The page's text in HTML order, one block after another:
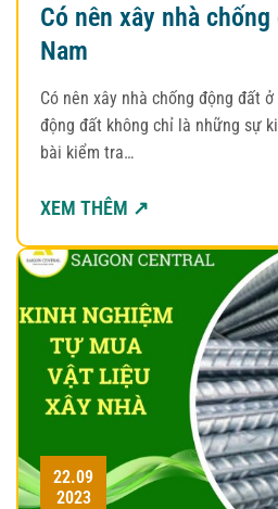
Có nên xây nhà
Nam
Có nên xây nhà chống động đất
động đất không chỉ là những sự
bài kiểm tra…
XEM THÊM ↗
22.09
2023